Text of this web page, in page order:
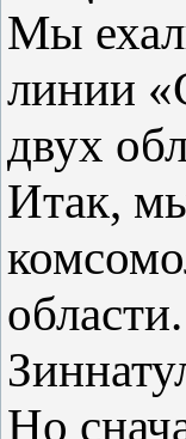
Мы
линии
двух
Итак,
Но